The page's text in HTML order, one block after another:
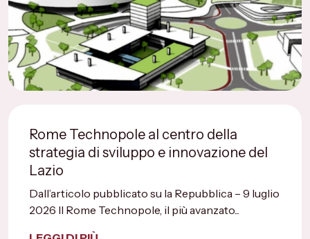
Rome Technopole al centro della
strategia di sviluppo e innovazione del
Lazio
Dall’articolo pubblicato su la Repubblica – 9 luglio
2026 Il Rome Technopole, il più avanzato...